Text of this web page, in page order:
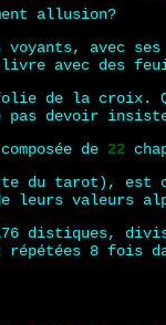
allusion?
avec ses
livre avec des
de la croix.
pas devoir
de 22
du tarot), est
leurs valeurs
distiques,
répétées 8 fois